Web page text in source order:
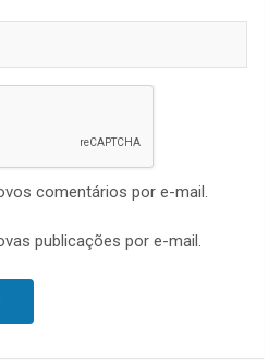
comentários por e-mail.
publicações por e-mail.